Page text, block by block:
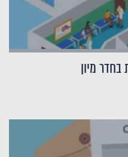
בחדר מיון